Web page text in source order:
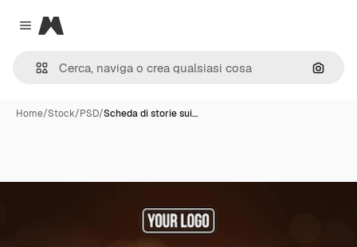
Close menu
Magnific
Cerca
Home/Stock/PSD/Scheda di storie sui…